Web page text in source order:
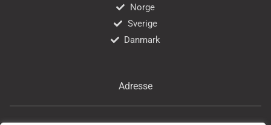
Norge
Sverige
Danmark
Adresse